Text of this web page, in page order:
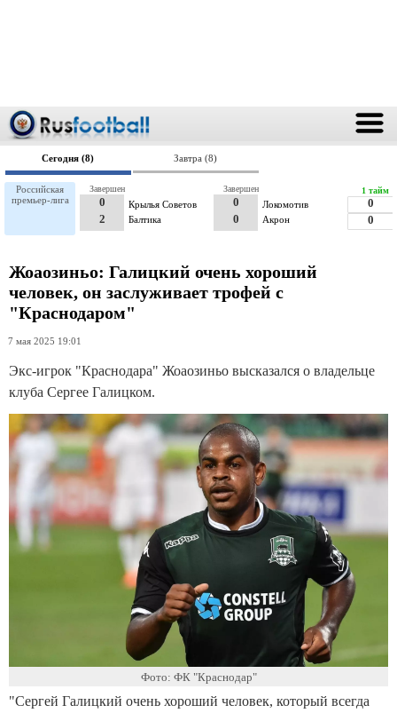
Сегодня (8) Завтра (8)
Российская
премьер-лига
Крылья Советов
0
2
Балтика
Завершен
Локомотив
0
0
Акрон
Завершен
0
0
1 тайм
Жоаозиньо: Галицкий очень хороший
человек, он заслуживает трофей с
"Краснодаром"
7 мая 2025 19:01
Экс-игрок "Краснодара" Жоаозиньо высказался о владельце
клуба Сергее Галицком.
Фото: ФК "Краснодар"
"Сергей Галицкий очень хороший человек, который всегда